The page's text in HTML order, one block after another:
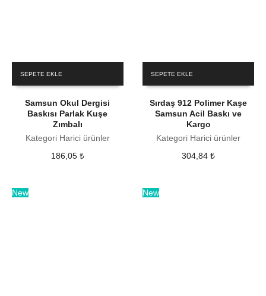
SEPETE EKLE
Samsun Okul Dergisi
Baskısı Parlak Kuşe
Zımbalı
Kategori Harici ürünler
186,05 ₺
SEPETE EKLE
Sırdaş 912 Polimer Kaşe
Samsun Acil Baskı ve
Kargo
Kategori Harici ürünler
304,84₺
New New